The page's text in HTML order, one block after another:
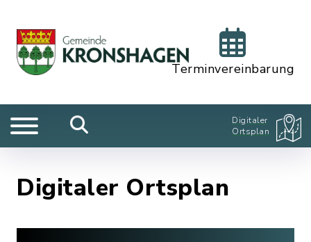
Terminvereinbarung
Digitaler
Ortsplan
Digitaler Ortsplan